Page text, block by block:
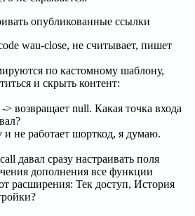
опубликованные ссылки
wau-close, не считывает, пишет
по кастомному шаблону,
и скрыть контент:
возвращает null. Какая точка входа
и не работает шорткод, я думаю.
давал сразу настраивать поля
дополнения все функции
расширения: Тек доступ, История